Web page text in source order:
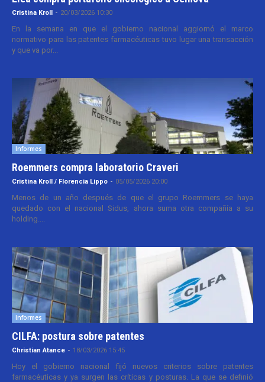
Cristina Kroll - 20/03/2026 10:30
En la semana en que el gobierno nacional aggiornó el marco
normativo para las patentes farmacéuticas tuvo lugar una transacción
y que va por...
Informes
Roemmers compra laboratorio Craveri
Cristina Kroll / Florencia Lippo - 05/05/2026 20:00
Menos de un año después de que el grupo Roemmers se haya
quedado con el nacional Sidus, ahora suma otra compañía a su
holding....
Informes
CILFA: postura sobre patentes
Christian Atance - 18/03/2026 15:45
Hoy el gobierno nacional fijó nuevos criterios sobre patentes
farmacéuticas y ya surgen las críticas y posturas. La que se definió